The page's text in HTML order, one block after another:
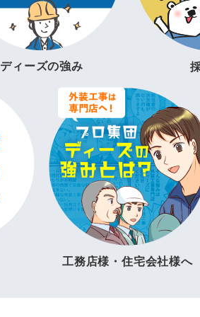
ディーズの強み
工務店様・住宅会社様へ